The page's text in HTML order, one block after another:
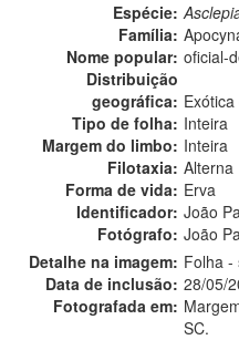
Espécie:
Família:
Nome popular: oficial-
Distribuição
geográfica:
Tipo de folha: Inteira
Margem do limbo: Inteira
Filotaxia: Alterna
Forma de vida: Erva
Identificador: João
Fotógrafo: João
Detalhe na imagem: Folha -
Data de inclusão: 28/05/
Fotografada em:
SC.